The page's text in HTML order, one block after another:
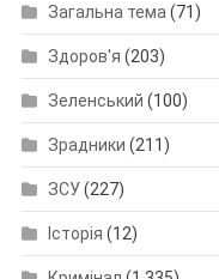
Загальна тема (71)
Здоров'я (203)
Зеленський (100)
Зрадники (211)
ЗСУ(227)
Історія (12)